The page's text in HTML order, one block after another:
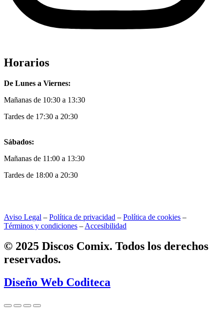
Horarios
De Lunes a Viernes:
Mañanas de 10:30 a 13:30
Tardes de 17:30 a 20:30
Sábados:
Mañanas de 11:00 a 13:30
Tardes de 18:00 a 20:30
Aviso Legal – Política de privacidad – Política de cookies –
Términos y condiciones – Accesibilidad
© 2025 Discos Comix. Todos los derechos
reservados.
Diseño Web Coditeca